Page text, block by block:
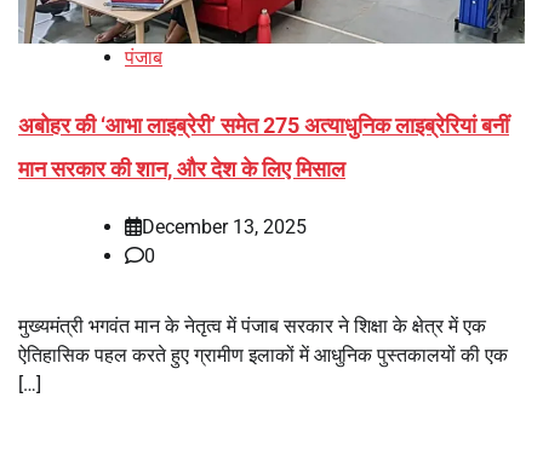
पंजाब
अबोहर की ‘आभा लाइब्रेरी’ समेत 275 अत्याधुनिक लाइब्रेरियां बनीं
मान सरकार की शान, और देश के लिए मिसाल
December 13, 2025
0
मुख्यमंत्री भगवंत मान के नेतृत्व में पंजाब सरकार ने शिक्षा के क्षेत्र में एक
ऐतिहासिक पहल करते हुए ग्रामीण इलाकों में आधुनिक पुस्तकालयों की एक
[…]